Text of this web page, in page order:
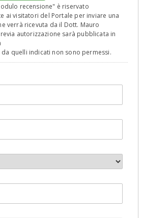
recensione" è riservato
ai visitatori del Portale per inviare una
verrà ricevuta da il Dott. Mauro
autorizzazione sarà pubblicata in
quelli indicati non sono permessi.